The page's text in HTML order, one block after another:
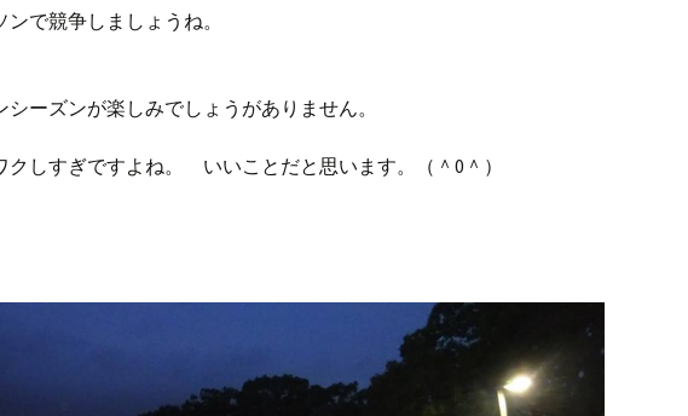
ンで競争しましょうね。
ーズンが楽しみでしょうがありません。
クしすぎですよね。 いいことだと思います。（＾0＾）